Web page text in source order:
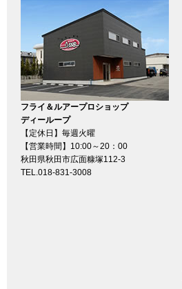
フライ＆ルアープロショップ
ディーループ
【定休日】毎週火曜
【営業時間】10:00～20：00
秋田県秋田市広面糠塚112-3
TEL.018-831-3008